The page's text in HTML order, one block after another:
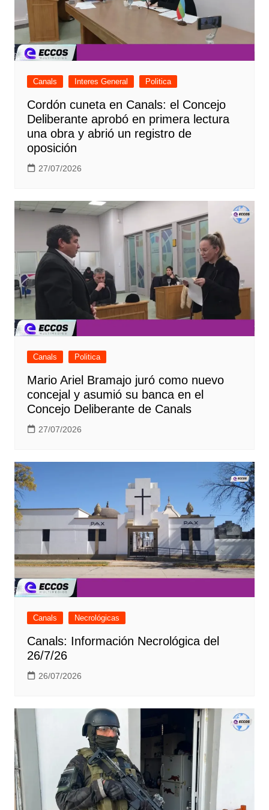
Canals Interes General Politica
Cordón cuneta en Canals: el Concejo
Deliberante aprobó en primera lectura
una obra y abrió un registro de
oposición
27/07/2026
Canals Politica
Mario Ariel Bramajo juró como nuevo
concejal y asumió su banca en el
Concejo Deliberante de Canals
27/07/2026
Canals Necrológicas
Canals: Información Necrológica del
26/7/26
26/07/2026